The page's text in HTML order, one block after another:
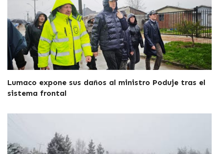
Lumaco expone sus daños al ministro Poduje tras el
sistema frontal